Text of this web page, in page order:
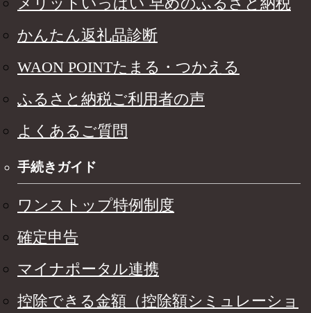
かんたん返礼品診断
WAON POINTたまる・つかえる
ふるさと納税ご利用者の声
よくあるご質問
手続きガイド
ワンストップ特例制度
確定申告
マイナポータル連携
控除できる金額（控除額シミュレーショ